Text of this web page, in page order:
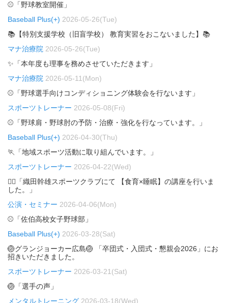
⚾「野球教室開催」
Baseball Plus(+) 2026-05-26(Tue)
📚【特別支援学校（旧盲学校） 教育実習をおこないました】📚
マナ治療院 2026-05-26(Tue)
✨「本年度も理事を務めさせていただきます」
マナ治療院 2026-05-11(Mon)
⚾「野球選手向けコンディショニング体験会を行ないます」
スポーツトレーナー 2026-05-08(Fri)
⚾「野球肩・野球肘の予防・治療・強化を行なっています。」
Baseball Plus(+) 2026-04-30(Thu)
🏃「地域スポーツ活動に取り組んでいます。」
スポーツトレーナー 2026-04-22(Wed)
🏃‍♂️「織田幹雄スポーツクラブにて 【食育×睡眠】の講座を行いま
した。」
公演・セミナー 2026-04-06(Mon)
⚾「佐伯高校女子野球部」
Baseball Plus(+) 2026-03-28(Sat)
🏐グランジョーカー広島🏐 「卒団式・入団式・懇親会2026」にお
招きいただきました。
スポーツトレーナー 2026-03-21(Sat)
🏐「選手の声」
メンタルトレーニング 2026-03-18(Wed)